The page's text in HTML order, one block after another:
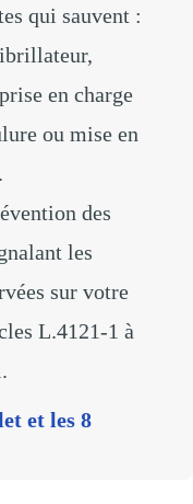
qui sauvent :
en charge
ou mise en
des
les
sur votre
L.4121-1 à
et les 8